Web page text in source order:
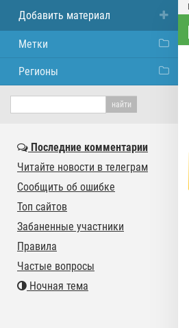
Добавить материал
Метки
Регионы
Последние комментарии
Читайте новости в телеграм
Сообщить об ошибке
Топ сайтов
Забаненные участники
Правила
Частые вопросы
Ночная тема